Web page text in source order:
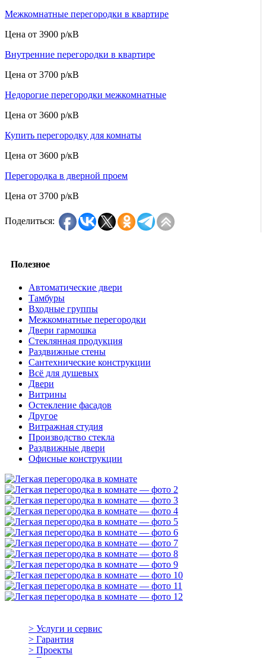
Межкомнатные перегородки в квартире
Цена от 3900 р/кВ
Внутренние перегородки в квартире
Цена от 3700 р/кВ
Недорогие перегородки межкомнатные
Цена от 3600 р/кВ
Купить перегородку для комнаты
Цена от 3600 р/кВ
Перегородка в дверной проем
Цена от 3700 р/кВ
Поделиться:
Полезное
Автоматические двери
Тамбуры
Входные группы
Межкомнатные перегородки
Двери гармошка
Стеклянная продукция
Раздвижные стены
Сантехнические конструкции
Всё для душевых
Двери
Витрины
Остекление фасадов
Другое
Витражная студия
Производство стекла
Раздвижные двери
Офисные конструкции
> Услуги и сервис
> Гарантия
> Проекты